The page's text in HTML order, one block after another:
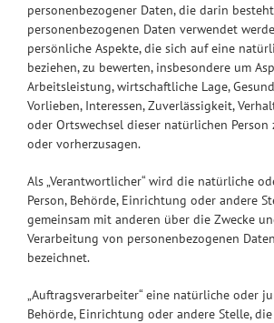
personenbezogener Daten, die darin
personenbezogenen Daten verwendet
persönliche Aspekte, die sich auf eine
beziehen, zu bewerten, insbesondere um
Arbeitsleistung, wirtschaftliche Lage,
Vorlieben, Interessen, Zuverlässigkeit,
oder Ortswechsel dieser natürlichen Person
oder vorherzusagen.
Als „Verantwortlicher“ wird die natürliche
Person, Behörde, Einrichtung oder andere
gemeinsam mit anderen über die Zwecke
Verarbeitung von personenbezogenen
bezeichnet.
„Auftragsverarbeiter“ eine natürliche oder
Behörde, Einrichtung oder andere Stelle, die